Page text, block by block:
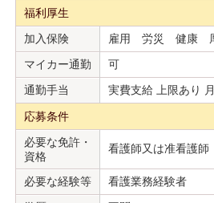
福利厚生
加入保険
雇用 労災 健康
マイカー通勤
可
通勤手当
実費支給 上限あり
応募条件
必要な免許・
資格
看護師又は准看護師
必要な経験等
看護業務経験者